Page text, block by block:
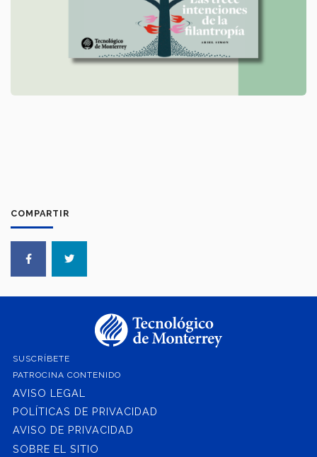
COMPARTIR
SUSCRÍBETE
PATROCINA CONTENIDO
AVISO LEGAL
POLÍTICAS DE PRIVACIDAD
AVISO DE PRIVACIDAD
SOBRE EL SITIO